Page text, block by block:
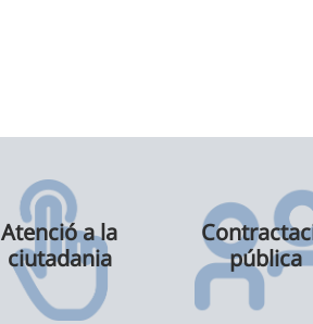
Atenció a la
ciutadania
pública